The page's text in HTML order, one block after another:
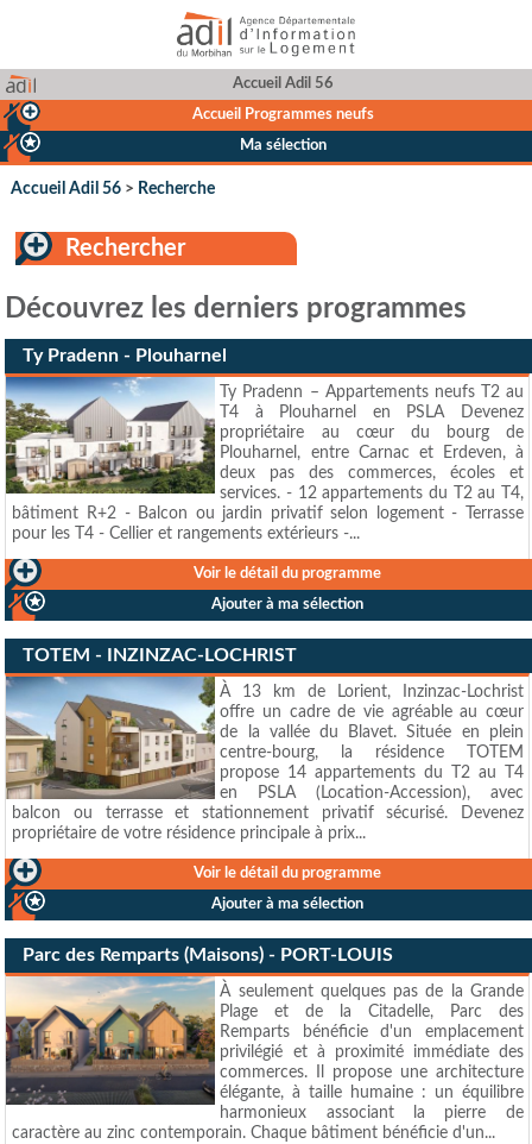
Accueil Adil 56
Accueil Programmes neufs
Ma sélection
Accueil Adil 56> Recherche
Rechercher
Découvrez les derniers programmes
Ty Pradenn - Plouharnel
Ty Pradenn – Appartements neufs T2 au
T4 à Plouharnel en PSLA Devenez
propriétaire au cœur du bourg de
Plouharnel, entre Carnac et Erdeven, à
deux pas des commerces, écoles et
services. - 12 appartements du T2 au T4,
bâtiment R+2 - Balcon ou jardin privatif selon logement - Terrasse
pour les T4 - Cellier et rangements extérieurs -...
Voir le détail du programme
Ajouter à ma sélection
TOTEM - INZINZAC-LOCHRIST
À 13 km de Lorient, Inzinzac-Lochrist
offre un cadre de vie agréable au cœur
de la vallée du Blavet. Située en plein
centre-bourg, la résidence TOTEM
propose 14 appartements du T2 au T4
en PSLA (Location-Accession), avec
balcon ou terrasse et stationnement privatif sécurisé. Devenez
propriétaire de votre résidence principale à prix...
Voir le détail du programme
Ajouter à ma sélection
Parc des Remparts (Maisons) - PORT-LOUIS
À seulement quelques pas de la Grande
Plage et de la Citadelle, Parc des
Remparts bénéficie d'un emplacement
privilégié et à proximité immédiate des
commerces. Il propose une architecture
élégante, à taille humaine : un équilibre
harmonieux associant la pierre de
caractère au zinc contemporain. Chaque bâtiment bénéficie d'un...